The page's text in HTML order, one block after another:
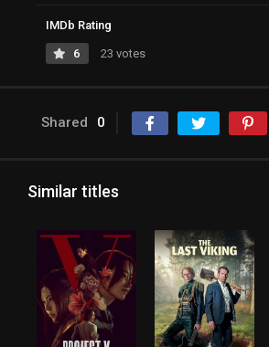
IMDb Rating
6 23 votes
Shared 0
Similar titles